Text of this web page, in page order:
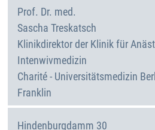
Prof. Dr. med.
Sascha Treskatsch
Klinikdirektor der Klinik für
Intenwivmedizin
Charité - Universitätsmedizin
Franklin
Hindenburgdamm 30